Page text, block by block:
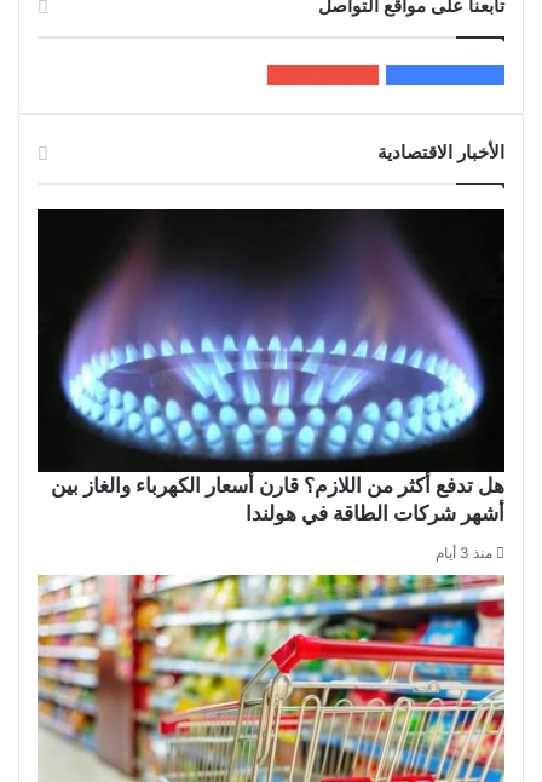
تابعنا على مواقع التواصل
الأخبار الاقتصادية
هل تدفع أكثر من اللازم؟ قارن أسعار الكهرباء والغاز بين
أشهر شركات الطاقة في هولندا
منذ 3 أيام